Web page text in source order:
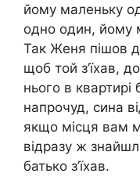
йому маленьку
одно один, йому
Так Женя пішов
щоб той з’їхав,
нього в
напрочуд, сина
якщо місця вам
відразу ж
батько з’їхав.